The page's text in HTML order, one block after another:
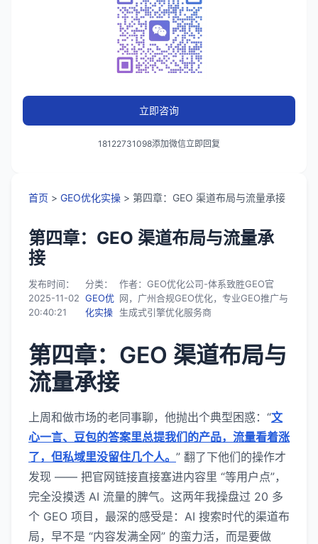
立即咨询
18122731098添加微信立即回复
首页 > GEO优化实操 > 第四章：GEO 渠道布局与流量承接
第四章：GEO 渠道布局与流量承
接
发布时间：
2025-11-02
20:40:21
分类：
GEO优
化实操
作者：GEO优化公司-体系致胜GEO官
网，广州合规GEO优化，专业GEO推广与
生成式引擎优化服务商
第四章：GEO 渠道布局与
流量承接
上周和做市场的老同事聊，他抛出个典型困惑：“文
心一言、豆包的答案里总提我们的产品，流量看着涨
了，但私域里没留住几个人。 ” 翻了下他们的操作才
发现 —— 把官网链接直接塞进内容里 “等用户点”，
完全没摸透 AI 流量的脾气。这两年我操盘过 20 多
个 GEO 项目，最深的感受是：AI 搜索时代的渠道布
局，早不是 “内容发满全网” 的蛮力活，而是要做